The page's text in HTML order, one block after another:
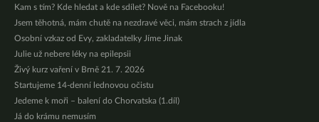
Kam s tím? Kde hledat a kde sdílet? Nově na Facebooku!
Jsem těhotná, mám chutě na nezdravé věci, mám strach z jídla
Osobní vzkaz od Evy, zakladatelky Jíme Jinak
Julie už nebere léky na epilepsii
Živý kurz vaření v Brně 21. 7. 2026
Startujeme 14-denní lednovou očistu
Jedeme k moři – balení do Chorvatska (1.díl)
Já do krámu nemusím